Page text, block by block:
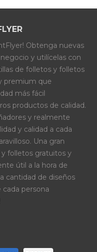
Obtenga nuevas
y utilícelas con
de folletos y folletos
premium que
más fácil
productos de calidad.
y realmente
y calidad a cada
Una gran
folletos gratuitos y
útil a la hora de
cantidad de diseños
persona